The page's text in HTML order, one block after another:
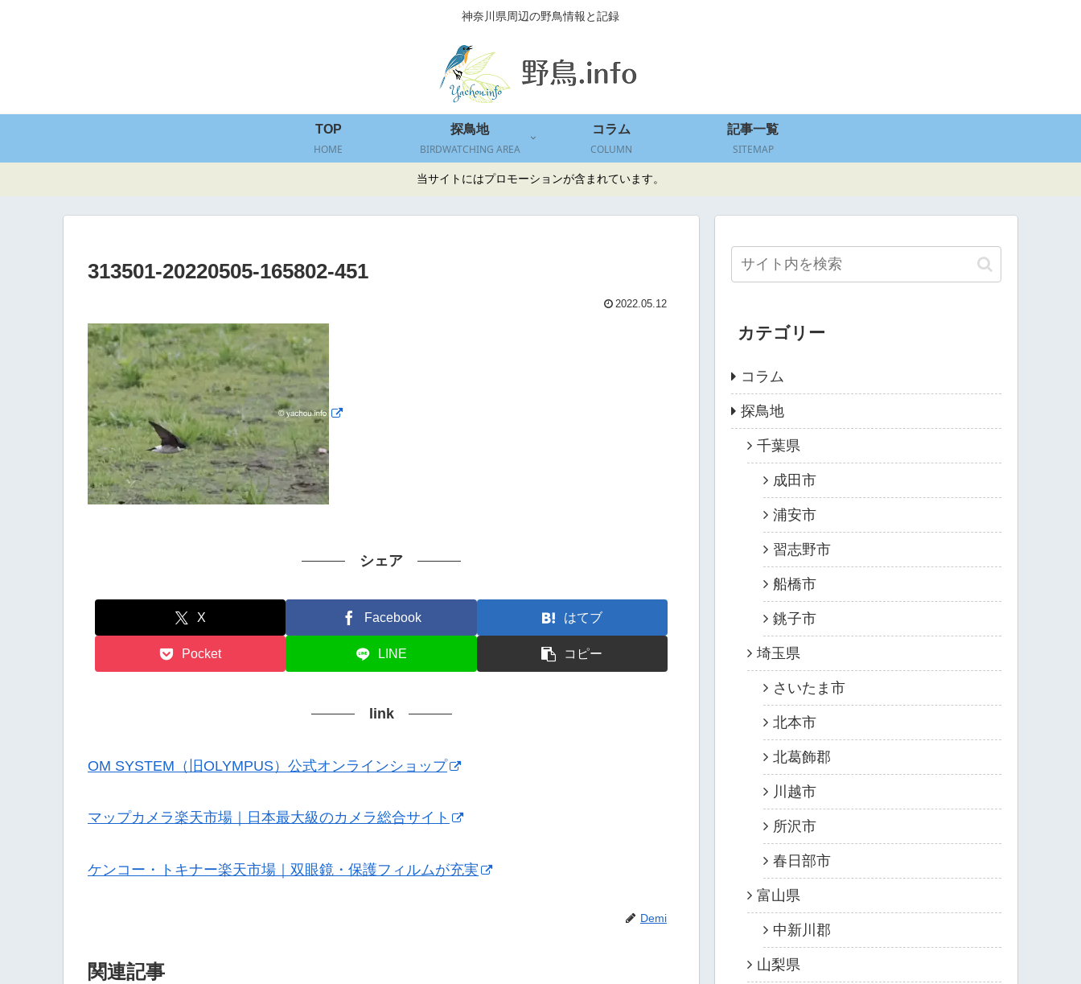
神奈川県周辺の野鳥情報と記録
TOP
HOME
探鳥地
BIRDWATCHING AREA
コラム
COLUMN
記事一覧
SITEMAP
当サイトにはプロモーションが含まれています。
313501-20220505-165802-451
2022.05.12
シェア
X Facebook はてブ
Pocket LINE コピー
link
OM SYSTEM（旧OLYMPUS）公式オンラインショップ
マップカメラ楽天市場｜日本最大級のカメラ総合サイト
ケンコー・トキナー楽天市場｜双眼鏡・保護フィルムが充実
Demi
関連記事
カテゴリー
コラム
探鳥地
千葉県
成田市
浦安市
習志野市
船橋市
銚子市
埼玉県
さいたま市
北本市
北葛飾郡
川越市
所沢市
春日部市
富山県
中新川郡
山梨県